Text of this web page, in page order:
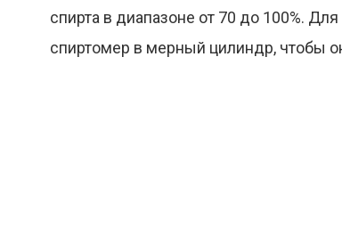
спирта в диапазоне от 70 до 100%.
спиртомер в мерный цилиндр, чтобы